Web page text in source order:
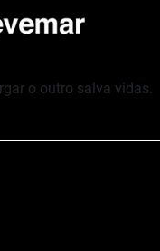
o outro salva vidas.